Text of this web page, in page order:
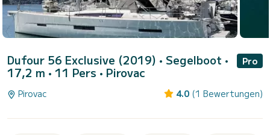
Dufour 56 Exclusive (2019) • Segelboot •
17,2 m • 11 Pers • Pirovac
Pro
Pirovac 4.0 (1 Bewertungen)